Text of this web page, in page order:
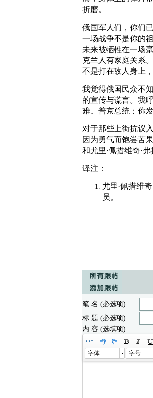
折磨。
俄国军人们，你们
一场战争不是你的
未来被牺牲在一场
克兰人有家庭关系
不是打在敌人身上
我觉得俄国民众不
的宣传与谎言。我
难。普京总统：你
对于那些上街抗议
因为勇气而饱尝苦
和尤里·佩措维奇·
译注：
尤里·佩措维
员。
笔 名 (必选项):
标 题 (必选项):
内 容 (选填项):
字体 字号